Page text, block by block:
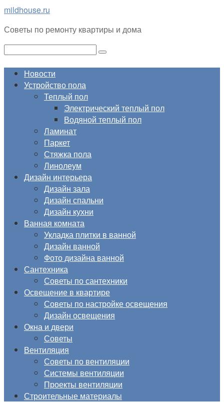
Перейти
контенту
mildhouse.ru
Советы по ремонту квартиры и дома
Поиск:
Новости
Устройство пола
Теплый пол
Электрический теплый пол
Водяной теплый пол
Ламинат
Паркет
Стяжка пола
Линолеум
Дизайн интерьера
Дизайн зала
Дизайн спальни
Дизайн кухни
Ванная комната
Укладка плитки в ванной
Дизайн ванной
Фото дизайна ванной
Сантехника
Советы по сантехники
Освещение в квартире
Советы по настройке освещения
Дизайн освещения
Окна и двери
Советы
Вентиляция
Советы по вентиляции
Системы вентиляции
Проекты вентиляции
Строительные материалы